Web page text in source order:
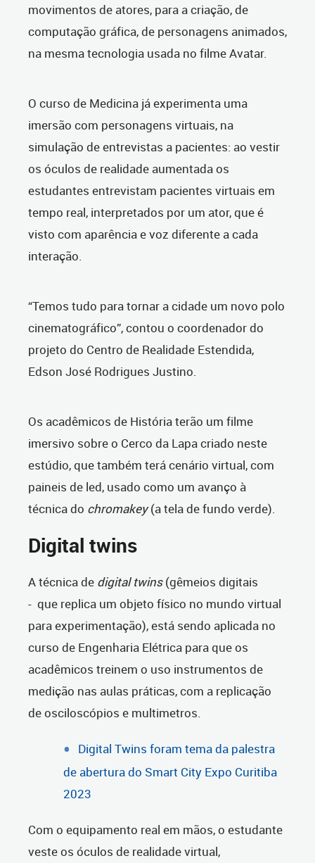
movimentos de atores, para a criação, de
computação gráfica, de personagens animados,
na mesma tecnologia usada no filme Avatar.
O curso de Medicina já experimenta uma
imersão com personagens virtuais, na
simulação de entrevistas a pacientes: ao vestir
os óculos de realidade aumentada os
estudantes entrevistam pacientes virtuais em
tempo real, interpretados por um ator, que é
visto com aparência e voz diferente a cada
interação.
“Temos tudo para tornar a cidade um novo polo
cinematográfico”, contou o coordenador do
projeto do Centro de Realidade Estendida,
Edson José Rodrigues Justino.
Os acadêmicos de História terão um filme
imersivo sobre o Cerco da Lapa criado neste
estúdio, que também terá cenário virtual, com
paineis de led, usado como um avanço à
técnica do chromakey(a tela de fundo verde).
Digital twins
A técnica de digital twins(gêmeios digitais
- que replica um objeto físico no mundo virtual
para experimentação), está sendo aplicada no
curso de Engenharia Elétrica para que os
acadêmicos treinem o uso instrumentos de
medição nas aulas práticas, com a replicação
de osciloscópios e multimetros.
Digital Twins foram tema da palestra
de abertura do Smart City Expo Curitiba
2023
Com o equipamento real em mãos, o estudante
veste os óculos de realidade virtual,